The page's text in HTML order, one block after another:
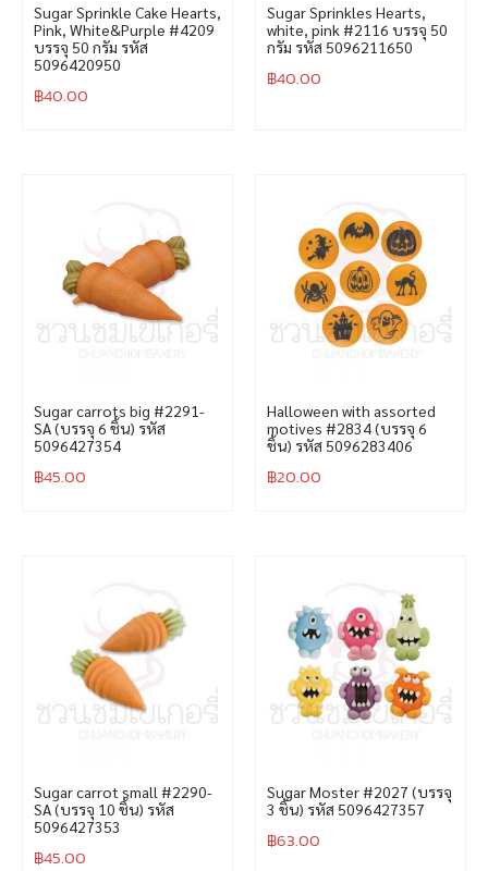
Sugar Sprinkle Cake Hearts,
Pink, White&Purple #4209
บรรจุ 50 กรัม รหัส
5096420950
฿40.00
Sugar Sprinkles Hearts,
white, pink #2116 บรรจุ 50
กรัม รหัส 5096211650
฿40.00
Sugar carrots big #2291-
SA (บรรจุ 6 ชิ้น) รหัส
5096427354
฿45.00
Halloween with assorted
motives #2834 (บรรจุ 6
ชิ้น) รหัส 5096283406
฿20.00
Sugar carrot small #2290-
SA (บรรจุ 10 ชิ้น) รหัส
5096427353
฿45.00
Sugar Moster #2027 (บรรจุ
3 ชิ้น) รหัส 5096427357
฿63.00